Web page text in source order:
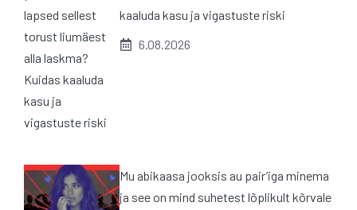
kaaluda kasu ja vigastuste riski
6.08.2026
Mu abikaasa jooksis au pair’iga minema
ja see on mind suhetest lõplikult kõrvale